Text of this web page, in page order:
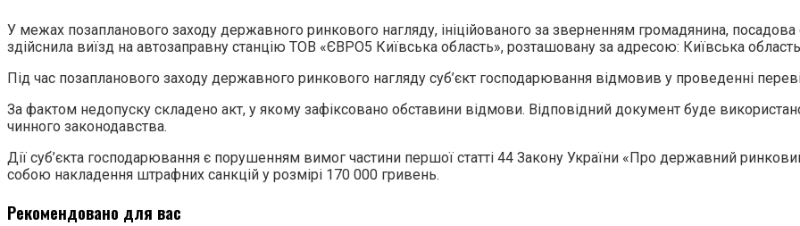
У межах позапланового заходу державного ринкового нагляду, ініційованого за зверненням громадянина, посадова
здійснила виїзд на автозаправну станцію ТОВ «ЄВРО5 Київська область», розташовану за адресою: Київська
Під час позапланового заходу державного ринкового нагляду суб’єкт господарювання відмовив у проведенні
За фактом недопуску складено акт, у якому зафіксовано обставини відмови. Відповідний документ буде
чинного законодавства.
Дії суб’єкта господарювання є порушенням вимог частини першої статті 44 Закону України «Про державний
собою накладення штрафних санкцій у розмірі 170 000 гривень.
Рекомендовано для вас